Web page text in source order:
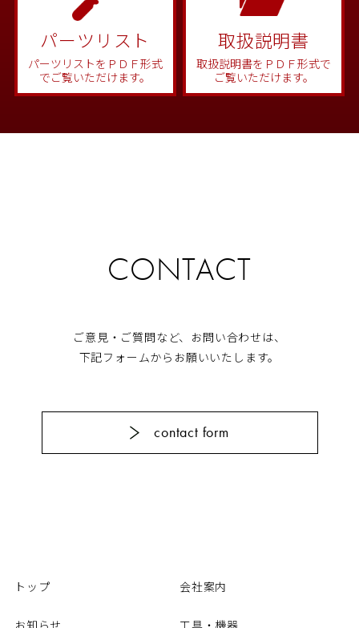
パーツリスト
パーツリストをＰＤＦ形式
でご覧いただけます。
取扱説明書
取扱説明書をＰＤＦ形式で
ご覧いただけます。
CONTACT
ご意見・ご質問など、お問い合わせは、
下記フォームからお願いいたします。
contact form
トップ 会社案内
お知らせ 工具・機器